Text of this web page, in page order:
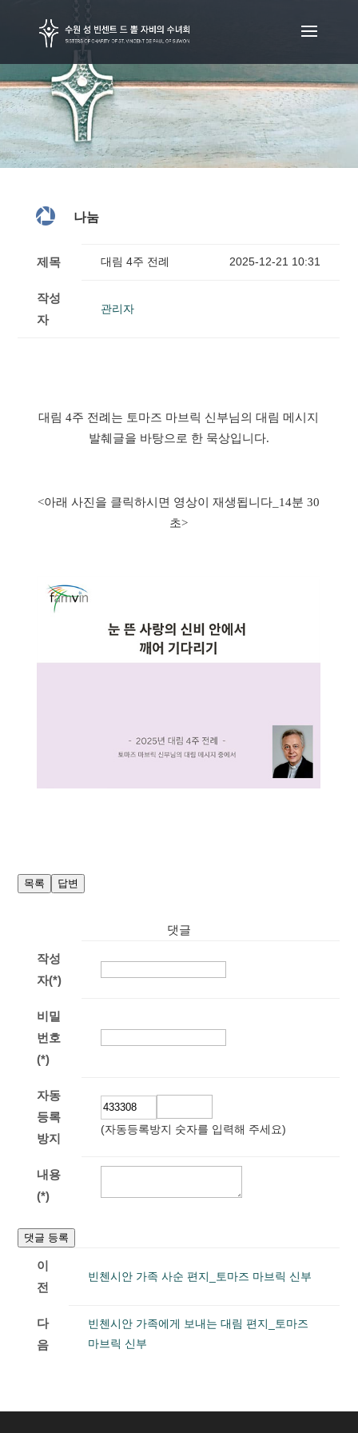
 나눔
제목 대림 4주 전례 2025-12-21 10:31
작성
자
관리자
대림 4주 전례는 토마즈 마브릭 신부님의 대림 메시지
발췌글을 바탕으로 한 묵상입니다.
<아래 사진을 클릭하시면 영상이 재생됩니다_14분 30
초>
목록 답변
댓글
작성
자(*)
비밀
번호
(*)
자동
등록
방지
(자동등록방지 숫자를 입력해 주세요)
내용
(*)
댓글 등록
이
전
빈첸시안 가족 사순 편지_토마즈 마브릭 신부
다
음
빈첸시안 가족에게 보내는 대림 편지_토마즈
마브릭 신부